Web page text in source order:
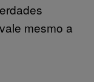
mesmo a